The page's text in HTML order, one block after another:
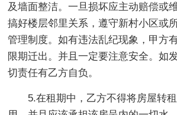
及墙面整洁。一旦损坏应主动赔偿或
搞好楼层邻里关系，遵守新村小区或
管理制度。如有违法乱纪现象，甲方
限期迁出。并且一定要注意安全。如
切责任有乙方自负。
5.在租期中，乙方不得将房屋转